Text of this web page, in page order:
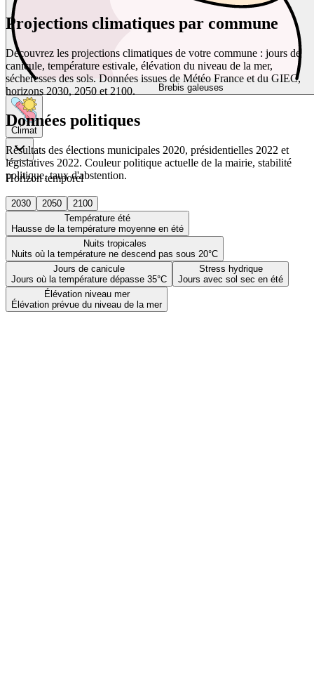
Brebis galeuses
Climat
Horizon temporel
2030 2050
2100
Température été
Hausse de la température moyenne en été
Nuits tropicales
Nuits où la température ne descend pas sous 20°C
Jours de canicule
Jours où la température dépasse 35°C
Stress hydrique
Jours avec sol sec en été
Élévation niveau mer
Élévation prévue du niveau de la mer
Projections climatiques par commune
Découvrez les projections climatiques de votre commune : jours de
canicule, température estivale, élévation du niveau de la mer,
sécheresses des sols. Données issues de Météo France et du GIEC,
horizons 2030, 2050 et 2100.
Données politiques
Résultats des élections municipales 2020, présidentielles 2022 et
législatives 2022. Couleur politique actuelle de la mairie, stabilité
politique, taux d'abstention.